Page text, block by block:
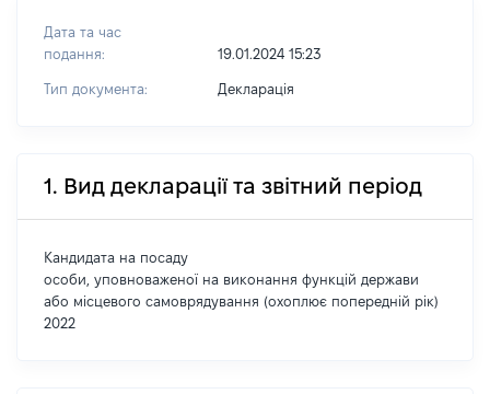
Дата та час
подання:
19.01.2024 15:23
Тип документа: Декларація
1. Вид декларації та звітний період
Кандидата на посаду
особи, уповноваженої на виконання функцій держави
або місцевого самоврядування (охоплює попередній рік)
2022